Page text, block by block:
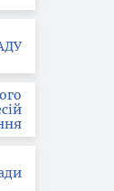
влади